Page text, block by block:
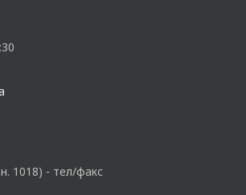
1018) - тел/факс